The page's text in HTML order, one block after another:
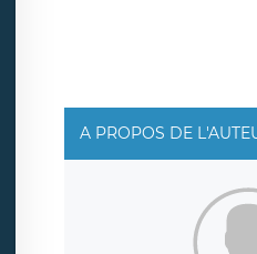
rue Léopold Sédar Senghor,
également le droit
d’une autorité de contrôle.
A PROPOS DE